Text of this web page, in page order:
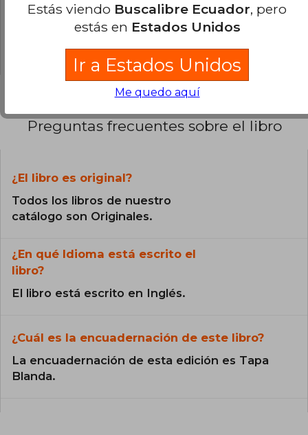
0% (0)
0% (0)
Preguntas frecuentes sobre el libro
¿El libro es original?
Todos los libros de nuestro
catálogo son Originales.
¿En qué Idioma está escrito el
libro?
El libro está escrito en Inglés.
¿Cuál es la encuadernación de este libro?
La encuadernación de esta edición es Tapa
Blanda.
Estás viendo Buscalibre Ecuador, pero
estás en Estados Unidos
Ir a Estados Unidos
Me quedo aquí